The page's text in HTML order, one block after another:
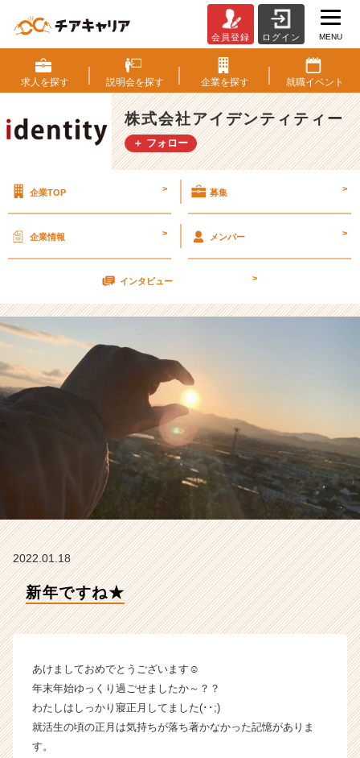
年
で
す
ね
★
【株
ア
ン
テ
テ
ー
ラ
ン】
ン
業
ら
ス
カ
ウ
会員登録 ログイン MENU
求人を探す 説明会を探す 企業を探す 就職イベント
株式会社アイデンティティー
＋ フォロー
企業TOP > 募集 >
企業情報 > メンバー >
インタビュー >
2022.01.18
新年ですね★
あけましておめでとうございます☺︎
年末年始ゆっくり過ごせましたか～？？
わたしはしっかり寢正月してました(･･;)
就活生の頃の正月は気持ちが落ち著かなかった記憶がありま
す。